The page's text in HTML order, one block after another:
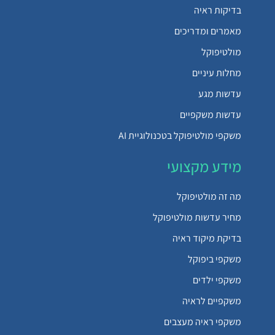
בדיקות ראיה
מאמרים ומדריכים
מולטיפוקל
מחלות עיניים
עדשות מגע
עדשות משקפיים
משקפי מולטיפוקל בטכנולוגיית AI
מידע מקצועי
מה זה מולטיפוקל
מחיר עדשות מולטיפוקל
בדיקת מיקוד ראיה
משקפי ביפוקל
משקפי ילדים
משקפיים לראיה
משקפי ראיה מעצבים